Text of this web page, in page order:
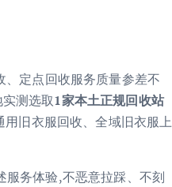
定点回收服务质量参差不
测选取1家本土正规回收站
旧衣服回收、全域旧衣服上
务体验,不恶意拉踩、不刻